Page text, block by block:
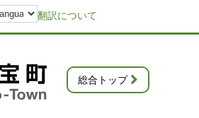
翻訳について
総合トップ